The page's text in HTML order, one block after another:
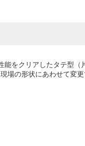
をクリアしたタテ型
の形状にあわせて変